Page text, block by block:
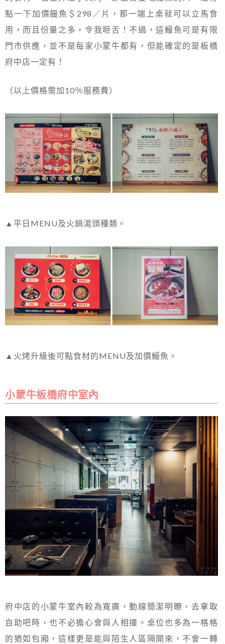
點一下加價饅魚＄298／片，那一端上桌就可以立馬食
用，而且份量之多，令我咂舌！不過，這鰻魚可是有限
門市供應，並不是每家小蒙牛都有，但能確定的是板橋
府中店一定有！
（以上價格需加10％服務費）
▲平日MENU及火鍋湯頭種類。
▲火烤升級後可點食材的MENU及加價鰻魚。
小蒙牛板橋府中室內
府中店的小蒙牛室內較為寬廣，動線簡潔明瞭，去拿取
自助吧時，也不必擔心會與人相撞。桌位也多為一格格
的猶如包廂，這樣更是能與陌生人區隔開來，不會一轉